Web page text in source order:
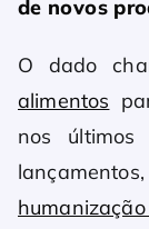
de novos
O dado
alimentos
nos últimos